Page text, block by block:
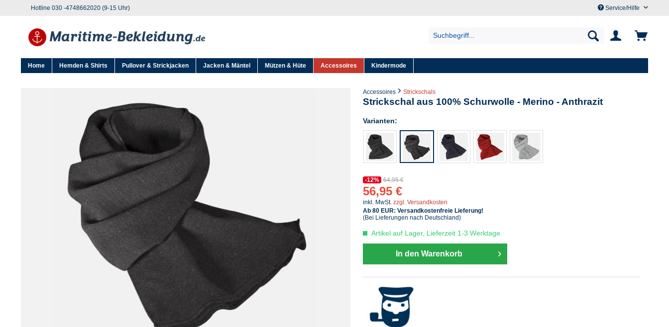
Hotline 030 -4748662020 (9-15 Uhr) Service/Hilfe
Home Hemden & Shirts Pullover & Strickjacken Jacken & Mäntel Mützen & Hüte Accessoires Kindermode
Accessoires Strickschals
Strickschal aus 100% Schurwolle - Merino - Anthrazit
Varianten:
-12% 64,95 €
56,95 €
inkl. MwSt. zzgl. Versandkosten
Ab 80 EUR: Versandkostenfreie Lieferung!
(Bei Lieferungen nach Deutschland)
Artikel auf Lager, Lieferzeit 1-3 Werktage
In den Warenkorb